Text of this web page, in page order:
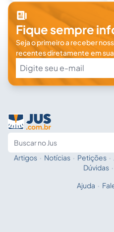
Fique sempre
Seja o primeiro a receber
recentes diretamente em
Fale
Artigos · Notícias · Petições ·
Dúvidas ·
Ajuda ·